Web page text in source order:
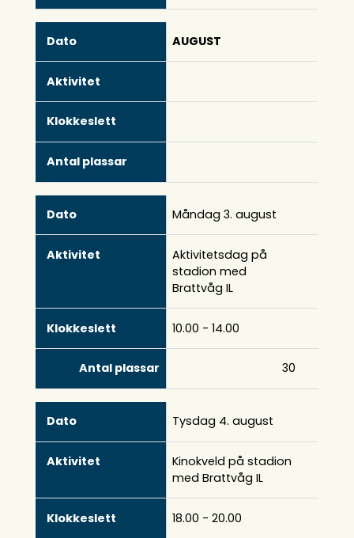
AUGUST
Måndag 3. august
Aktivitetsdag på
stadion med
Brattvåg IL
10.00 - 14.00
30
Tysdag 4. august
Kinokveld på stadion
med Brattvåg IL
18.00 - 20.00